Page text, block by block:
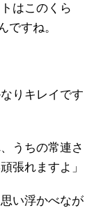
はこのくら
ですね。
りキレイです
うちの常連さ
張れますよ」
い浮かべなが